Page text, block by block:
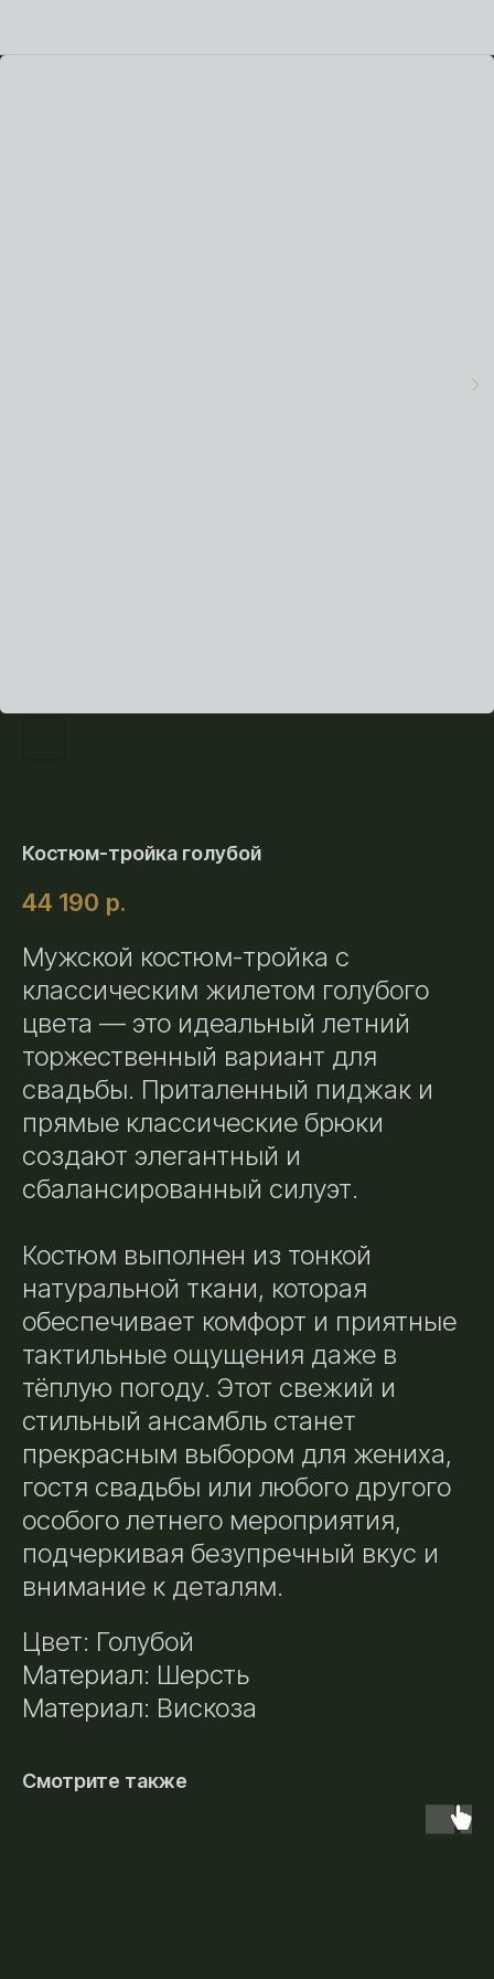
Костюм-тройка голубой
44 190 р.
Мужской костюм-тройка с
классическим жилетом голубого
цвета — это идеальный летний
торжественный вариант для
свадьбы. Приталенный пиджак и
прямые классические брюки
создают элегантный и
сбалансированный силуэт.
Костюм выполнен из тонкой
натуральной ткани, которая
обеспечивает комфорт и приятные
тактильные ощущения даже в
тёплую погоду. Этот свежий и
стильный ансамбль станет
прекрасным выбором для жениха,
гостя свадьбы или любого другого
особого летнего мероприятия,
подчеркивая безупречный вкус и
внимание к деталям.
Цвет: Голубой
Материал: Шерсть
Материал: Вискоза
Смотрите также